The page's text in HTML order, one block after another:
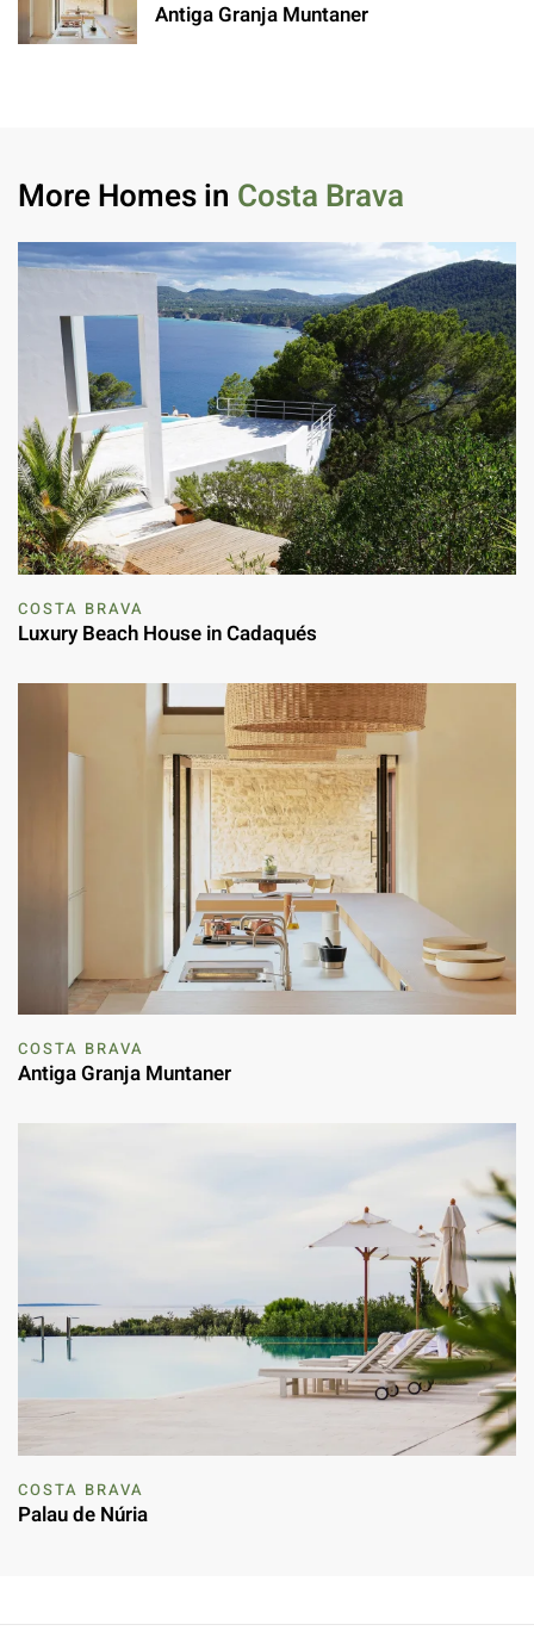
Antiga Granja Muntaner
More Homes in Costa Brava
COSTA BRAVA
Luxury Beach House in Cadaqués
COSTA BRAVA
Antiga Granja Muntaner
COSTA BRAVA
Palau de Núria